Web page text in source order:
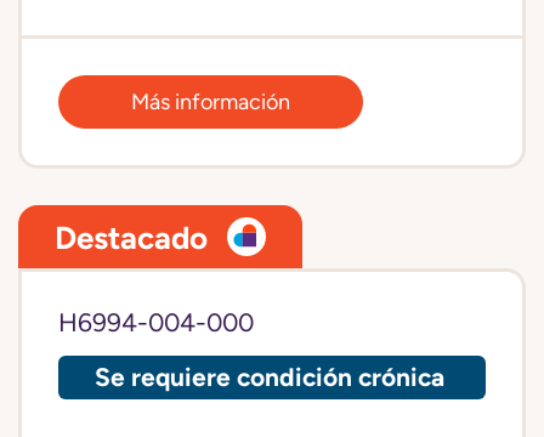
Más información
Destacado
H6994-004-000
Se requiere condición crónica